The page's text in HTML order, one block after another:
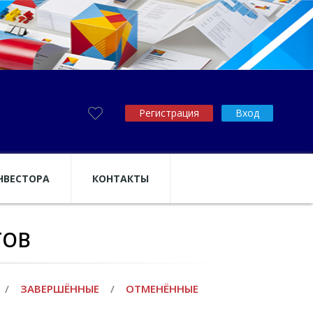
Регистрация Вход
КОНТАКТЫ
/ ЗАВЕРШЁННЫЕ / ОТМЕНЁННЫЕ